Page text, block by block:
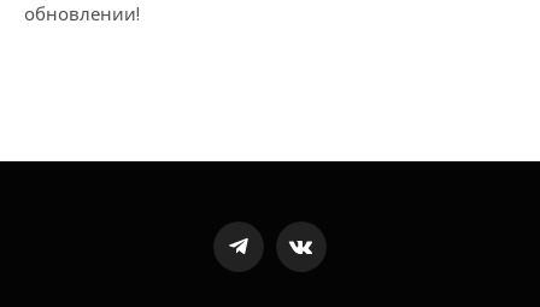
обновлении!
TelegramVKontakte